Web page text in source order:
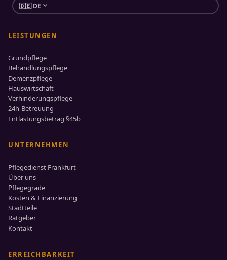
🇩🇪 DE expand_more
LEISTUNGEN
Grundpflege
Behandlungspflege
Demenzpflege
Hauswirtschaft
Verhinderungspflege
24h-Betreuung
Entlastungsbetrag §45b
UNTERNEHMEN
Pflegedienst Frankfurt
Über uns
Pflegegrade
Kosten & Finanzierung
Stadtteile
Ratgeber
Kontakt
ERREICHBARKEIT